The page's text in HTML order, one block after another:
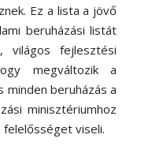
Ez a lista a jövő
beruházási listát
világos fejlesztési
megváltozik a
beruházás a
minisztériumhoz
felelősséget viseli.